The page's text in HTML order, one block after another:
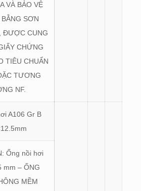
VÀ BẢO VỆ
SƠN
ĐƯỢC CUNG
CHỨNG
TIÊU CHUẨN
TƯƠNG
NF.
A106 Gr B
Ống nồi hơi
mm – ỐNG
MỀM